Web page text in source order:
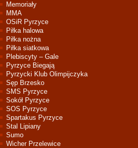
Memoriały
MMA
OSiR Pyrzyce
Piłka halowa
Piłka nożna
Piłka siatkowa
Plebiscyty – Gale
Pyrzyce Biegają
Pyrzycki Klub Olimpijczyka
Sęp Brzesko
SMS Pyrzyce
Sokół Pyrzyce
SOS Pyrzyce
Spartakus Pyrzyce
Stal Lipiany
Sumo
Wicher Przelewice